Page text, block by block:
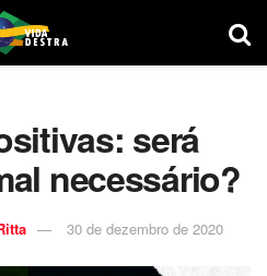
será
necessário?
30 de dezembro de 2020